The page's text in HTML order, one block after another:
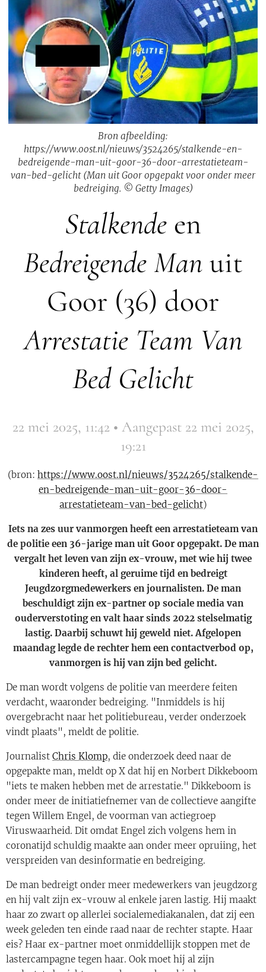
Bron afbeelding:
https://www.oost.nl/nieuws/3524265/stalkende-en-
bedreigende-man-uit-goor-36-door-arrestatieteam-
van-bed-gelicht (Man uit Goor opgepakt voor onder meer
bedreiging. © Getty Images)
Stalkende en
Bedreigende Manuit
Goor (36) door
Arrestatie Team Van
Bed Gelicht
22 mei 2025, 11:42 • Aangepast 22 mei 2025,
19:21
(bron: https://www.oost.nl/nieuws/3524265/stalkende-
en-bedreigende-man-uit-goor-36-door-
arrestatieteam-van-bed-gelicht)
Iets na zes uur vanmorgen heeft een arrestatieteam van
de politie een 36-jarige man uit Goor opgepakt. De man
vergalt het leven van zijn ex-vrouw, met wie hij twee
kinderen heeft, al geruime tijd en bedreigt
Jeugdzorgmedewerkers en journalisten. De man
beschuldigt zijn ex-partner op sociale media van
ouderverstoting en valt haar sinds 2022 stelselmatig
lastig. Daarbij schuwt hij geweld niet. Afgelopen
maandag legde de rechter hem een contactverbod op,
vanmorgen is hij van zijn bed gelicht.
De man wordt volgens de politie van meerdere feiten
verdacht, waaronder bedreiging. "Inmiddels is hij
overgebracht naar het politiebureau, verder onderzoek
vindt plaats", meldt de politie.
Journalist Chris Klomp, die onderzoek deed naar de
opgepakte man, meldt op X dat hij en Norbert Dikkeboom
"iets te maken hebben met de arrestatie." Dikkeboom is
onder meer de initiatiefnemer van de collectieve aangifte
tegen Willem Engel, de voorman van actiegroep
Viruswaarheid. Dit omdat Engel zich volgens hem in
coronatijd schuldig maakte aan onder meer opruiing, het
verspreiden van desinformatie en bedreiging.
De man bedreigt onder meer medewerkers van jeugdzorg
en hij valt zijn ex-vrouw al enkele jaren lastig. Hij maakt
haar zo zwart op allerlei socialemediakanalen, dat zij een
week geleden ten einde raad naar de rechter stapte. Haar
eis? Haar ex-partner moet onmiddellijk stoppen met de
lastercampagne tegen haar. Ook moet hij al zijn